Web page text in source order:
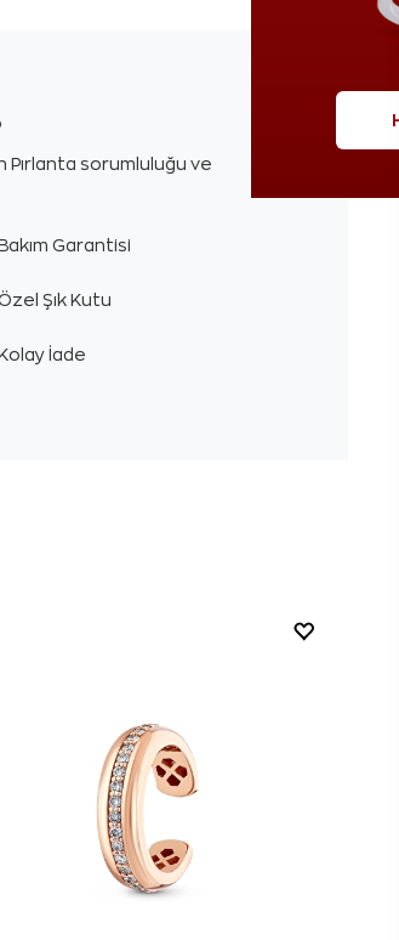
sorumluluğu ve
Bakım Garantisi
Şık Kutu
Kolay İade